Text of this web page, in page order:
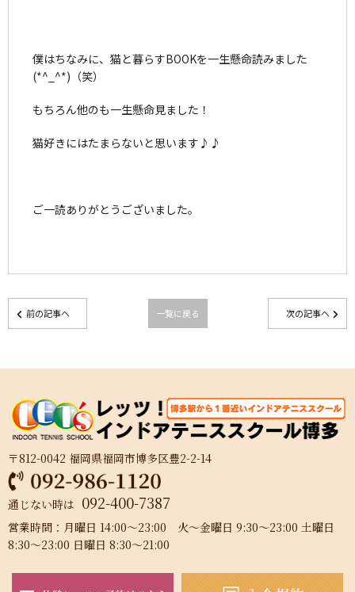
僕はちなみに、猫と暮らすBOOKを一生懸命読みました
(*^_^*)（笑）
もちろん他のも一生懸命見ました！
猫好きにはたまらないと思います♪♪
ご一読ありがとうございました。
前の記事へ 一覧に戻る 次の記事へ
〒812-0042 福岡県福岡市博多区豊2-2-14
通じない時は 092-400-7387
営業時間：月曜日 14:00～23:00 火～金曜日 9:30～23:00 土曜日
8:30～23:00 日曜日 8:30～21:00